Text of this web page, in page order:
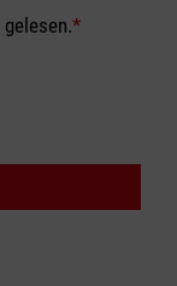
gelesen.*